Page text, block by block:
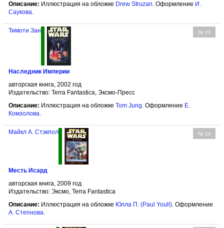
Описание: Иллюстрация на обложке Drew Struzan. Оформление И.
Саукова.
№ 23
Тимоти Зан
Наследник Империи
авторская книга, 2002 год
Издательство: Terra Fantastica, Эксмо-Пресс
Описание: Иллюстрация на обложке Tom Jung. Оформление Е.
Комзолова.
№ 24
Майкл А. Стэкпол
Месть Исард
авторская книга, 2009 год
Издательство: Эксмо, Terra Fantastica
Описание: Иллюстрация на обложке Юлла П. (Paul Youll). Оформление
А. Степнова.